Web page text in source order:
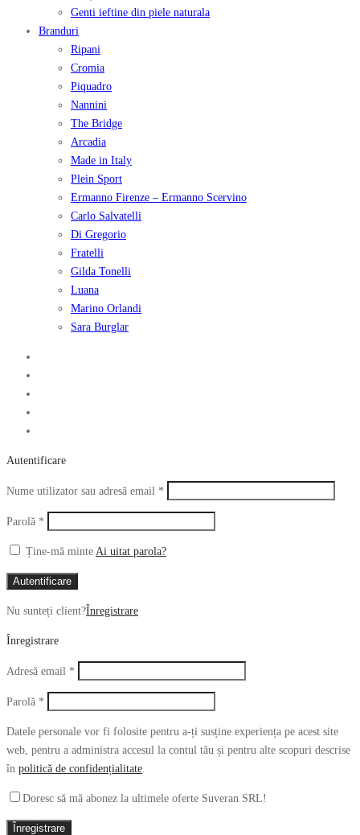
Genti ieftine din piele naturala
Branduri
Ripani
Cromia
Piquadro
Nannini
The Bridge
Arcadia
Made in Italy
Plein Sport
Ermanno Firenze – Ermanno Scervino
Carlo Salvatelli
Di Gregorio
Fratelli
Gilda Tonelli
Luana
Marino Orlandi
Sara Burglar
Autentificare
Nume utilizator sau adresă email *
Parolă *
Ține-mă minte Ai uitat parola?
Autentificare
Nu sunteți client?Înregistrare
Înregistrare
Adresă email *
Parolă *
Datele personale vor fi folosite pentru a-ți susține experiența pe acest site
web, pentru a administra accesul la contul tău și pentru alte scopuri descrise
în politică de confidențialitate.
Doresc să mă abonez la ultimele oferte Suveran SRL!
Înregistrare